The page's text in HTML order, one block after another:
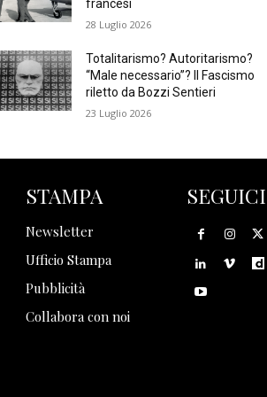
francesi
28 Luglio 2026
Totalitarismo? Autoritarismo?
“Male necessario”? Il Fascismo
riletto da Bozzi Sentieri
23 Luglio 2026
STAMPA
Newsletter
Ufficio Stampa
Pubblicità
Collabora con noi
SEGUICI